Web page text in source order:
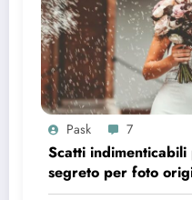
Pask 7
Scatti
segreto per foto